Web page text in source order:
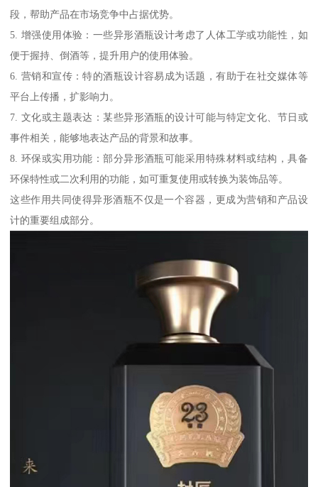
段，帮助产品在市场竞争中占据优势。
5. 增强使用体验：一些异形酒瓶设计考虑了人体工学或功能性，如
便于握持、倒酒等，提升用户的使用体验。
6. 营销和宣传：特的酒瓶设计容易成为话题，有助于在社交媒体等
平台上传播，扩影响力。
7. 文化或主题表达：某些异形酒瓶的设计可能与特定文化、节日或
事件相关，能够地表达产品的背景和故事。
8. 环保或实用功能：部分异形酒瓶可能采用特殊材料或结构，具备
环保特性或二次利用的功能，如可重复使用或转换为装饰品等。
这些作用共同使得异形酒瓶不仅是一个容器，更成为营销和产品设
计的重要组成部分。